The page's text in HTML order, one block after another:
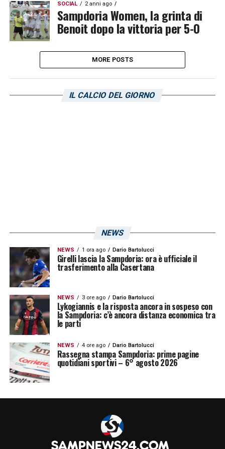
SOCIAL 2 anni ago
Sampdoria Women, la grinta di
Benoit dopo la vittoria per 5-0
MORE POSTS
IL CALCIO DEL GIORNO
NEWS
NEWS 1 ora ago Dario Bartolucci
Girelli lascia la Sampdoria: ora è ufficiale il
trasferimento alla Casertana
NEWS 3 ore ago Dario Bartolucci
Lykogiannis e la risposta ancora in sospeso con
la Sampdoria: c’è ancora distanza economica tra
le parti
NEWS 4 ore ago Dario Bartolucci
Rassegna stampa Sampdoria: prime pagine
quotidiani sportivi – 6° agosto 2026